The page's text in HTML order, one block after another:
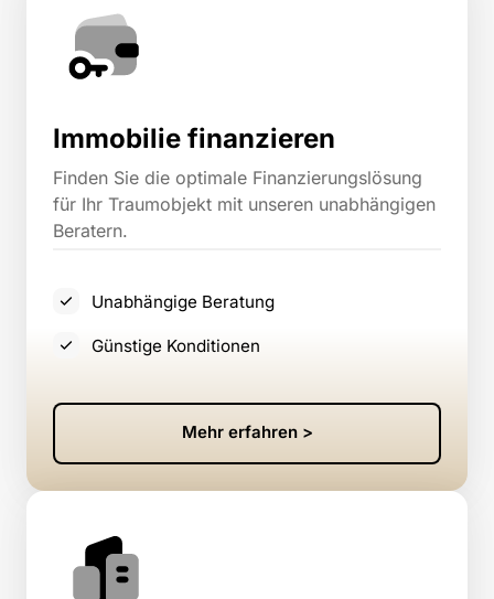
Immobilie finanzieren
Finden Sie die optimale Finanzierungslösung
für Ihr Traumobjekt mit unseren unabhängigen
Beratern.
Unabhängige Beratung
Günstige Konditionen
Mehr erfahren >